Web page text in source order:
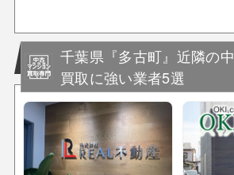
千葉県『多古町』近隣の
買取に強い業者5選